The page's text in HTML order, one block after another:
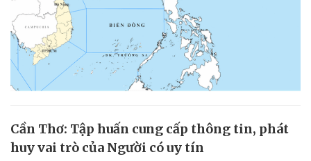
Cần Thơ: Tập huấn cung cấp thông tin, phát
huy vai trò của Người có uy tín